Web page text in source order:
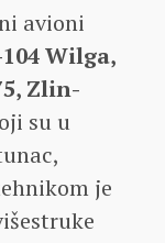
avioni
Wilga,
Zlin-
su u
je